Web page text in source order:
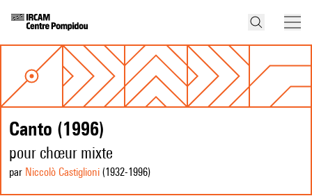
Canto (1996)
pour chœur mixte
par Niccolò Castiglioni (1932-1996)